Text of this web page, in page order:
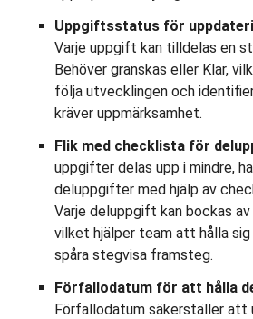
Uppgiftsstatus för
Varje uppgift kan tilldelas en
Behöver granskas eller Klar,
följa utvecklingen och
kräver uppmärksamhet.
Flik med checklista för
uppgifter delas upp i mindre,
deluppgifter med hjälp av
Varje deluppgift kan bockas
vilket hjälper team att hålla sig
spåra stegvisa framsteg.
Förfallodatum för att hålla
Förfallodatum säkerställer att